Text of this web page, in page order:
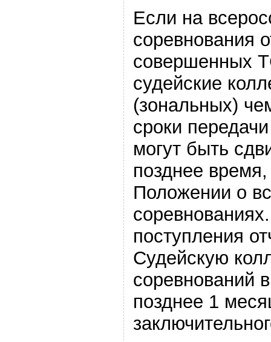
Если на
соревнования
совершенных
судейские
(зональных)
сроки
могут быть
позднее
Положении о
поступления
Судейскую
соревнований
позднее 1